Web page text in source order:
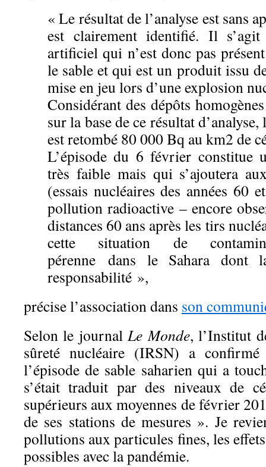
« Le résultat de l’analyse est sans
est clairement identifié. Il s’agit
artificiel qui n’est donc pas
le sable et qui est un produit issu
mise en jeu lors d’une explosion
Considérant des dépôts
sur la base de ce résultat
est retombé 80 000 Bq au km2 de
L’épisode du 6 février constitue
très faible mais qui s’ajoutera
(essais nucléaires des années 60
pollution radioactive – encore
distances 60 ans après les tirs
cette situation de
pérenne dans le Sahara dont
responsabilité »,
précise l’association dans son
Selon le journalLe Monde, l’Institut
sûreté nucléaire (IRSN) a
l’épisode de sable saharien qui a
s’était traduit par des niveaux de
supérieurs aux moyennes de février
de ses stations de mesures ». Je
pollutions aux particules fines, les
possibles avec la pandémie.